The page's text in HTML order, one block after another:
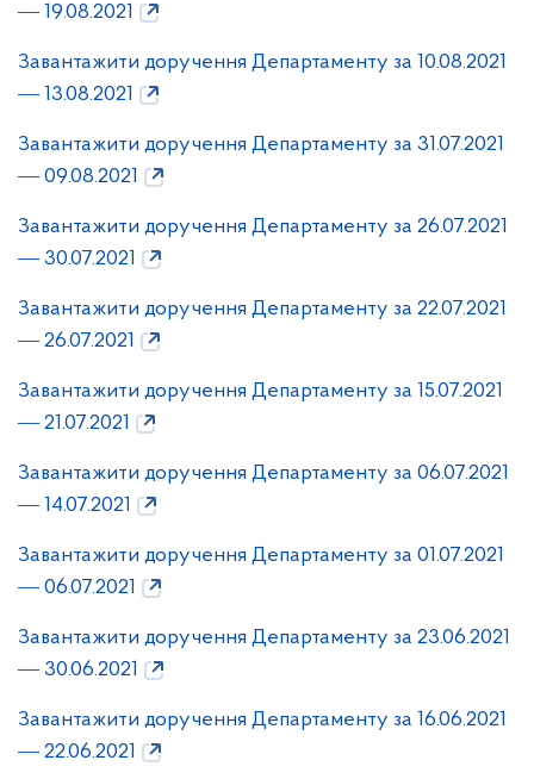
― 19.08.2021
Завантажити доручення Департаменту за 10.08.2021
― 13.08.2021
Завантажити доручення Департаменту за 31.07.2021
― 09.08.2021
Завантажити доручення Департаменту за 26.07.2021
― 30.07.2021
Завантажити доручення Департаменту за 22.07.2021
― 26.07.2021
Завантажити доручення Департаменту за 15.07.2021
― 21.07.2021
Завантажити доручення Департаменту за 06.07.2021
― 14.07.2021
Завантажити доручення Департаменту за 01.07.2021
― 06.07.2021
Завантажити доручення Департаменту за 23.06.2021
― 30.06.2021
Завантажити доручення Департаменту за 16.06.2021
― 22.06.2021